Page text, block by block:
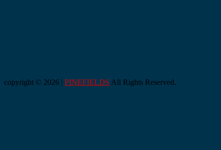
copyright © 2026 | PINEFIELDS All Rights Reserved.